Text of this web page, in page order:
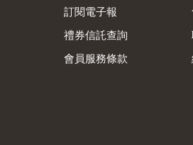
訂閱電子報
禮券信託查詢
會員服務條款